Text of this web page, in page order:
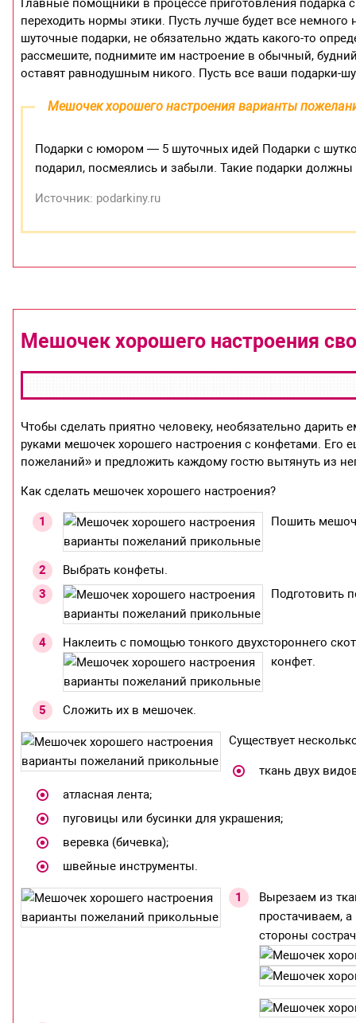
Главные помощники в процессе приготовления
переходить нормы этики. Пусть лучше будет все
шуточные подарки, не обязательно ждать какого-то
рассмешите, поднимите им настроение в обычный,
оставят равнодушным никого. Пусть все ваши подарки-
Мешочек хорошего настроения варианты
Подарки с юмором — 5 шуточных идей Подарки с
подарил, посмеялись и забыли. Такие подарки
Источник: podarkiny.ru
Мешочек хорошего настроения
Чтобы сделать приятно человеку, необязательно
руками мешочек хорошего настроения с конфетами.
пожеланий» и предложить каждому гостю вытянуть из
Как сделать мешочек хорошего настроения?
Пошить
Выбрать конфеты.
Подготовить
Наклеить с помощью тонкого двухстороннего
конфет.
Сложить их в мешочек.
Существует
ткань двух
атласная лента;
пуговицы или бусинки для украшения;
веревка (бичевка);
швейные инструменты.
Вырезаем из
простачиваем,
стороны